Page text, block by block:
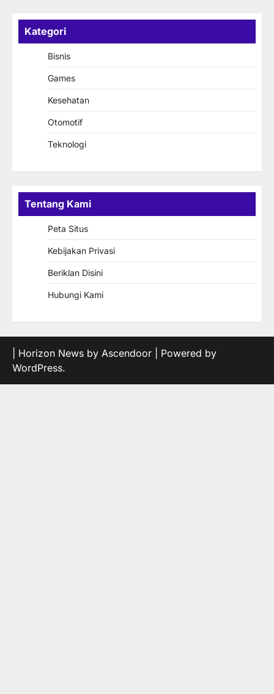
Kategori
Bisnis
Games
Kesehatan
Otomotif
Teknologi
Tentang Kami
Peta Situs
Kebijakan Privasi
Beriklan Disini
Hubungi Kami
| Horizon News by Ascendoor | Powered by
WordPress.